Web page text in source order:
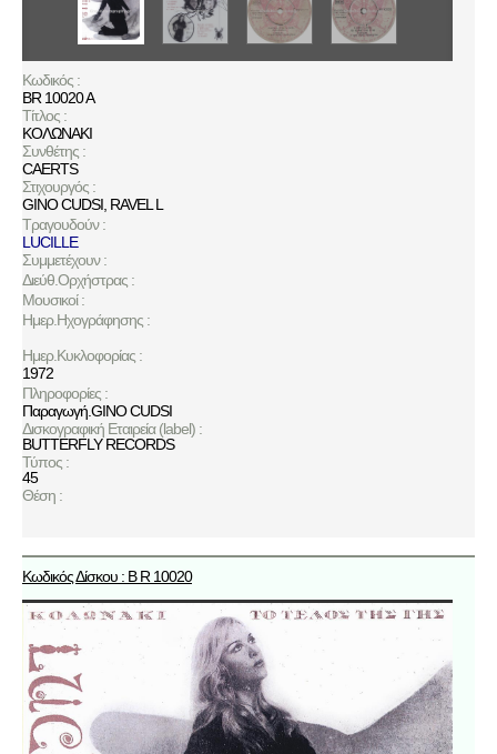
Κωδικός :
BR 10020 A
Τίτλος :
ΚΟΛΩΝΑΚΙ
Συνθέτης :
CAERTS
Στιχουργός :
GINO CUDSI RAVEL L
Τραγουδούν :
LUCILLE
Συμμετέχουν :
Διεύθ.Ορχήστρας :
Μουσικοί :
Ημερ.Ηχογράφησης :
Ημερ.Κυκλοφορίας :
1972
Πληροφορίες :
Παραγωγή.GINO CUDSI
Δισκογραφική Εταιρεία (label) :
BUTTERFLY RECORDS
Τύπος :
45
Θέση :
Κωδικός Δίσκου : B R 10020